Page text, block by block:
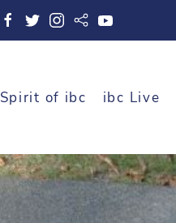
Spirit of ibc ibc Live